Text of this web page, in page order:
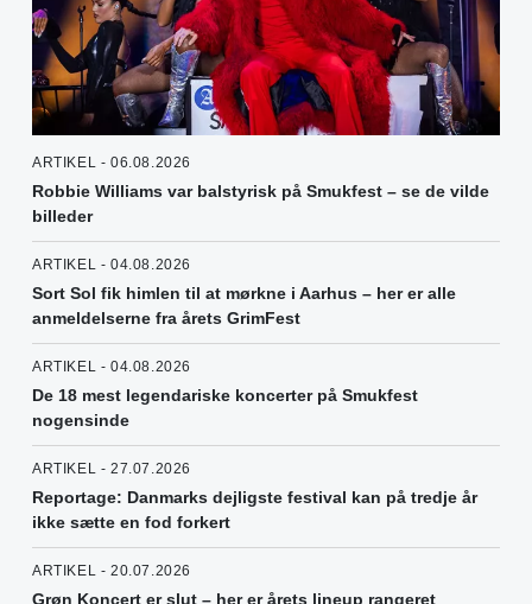
ARTIKEL - 06.08.2026
Robbie Williams var balstyrisk på Smukfest – se de vilde
billeder
ARTIKEL - 04.08.2026
Sort Sol fik himlen til at mørkne i Aarhus – her er alle
anmeldelserne fra årets GrimFest
ARTIKEL - 04.08.2026
De 18 mest legendariske koncerter på Smukfest
nogensinde
ARTIKEL - 27.07.2026
Reportage: Danmarks dejligste festival kan på tredje år
ikke sætte en fod forkert
ARTIKEL - 20.07.2026
Grøn Koncert er slut – her er årets lineup rangeret